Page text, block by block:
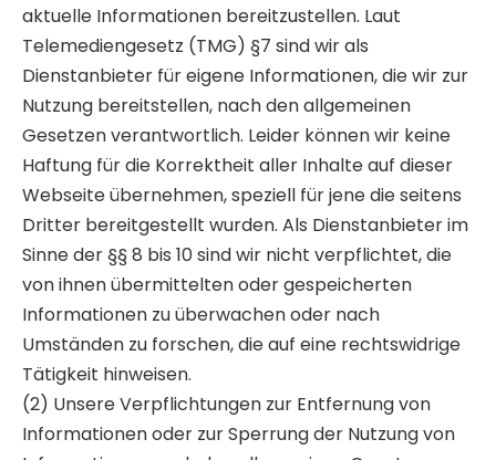
aktuelle Informationen bereitzustellen. Laut
Telemediengesetz (TMG) §7 sind wir als
Dienstanbieter für eigene Informationen, die wir zur
Nutzung bereitstellen, nach den allgemeinen
Gesetzen verantwortlich. Leider können wir keine
Haftung für die Korrektheit aller Inhalte auf dieser
Webseite übernehmen, speziell für jene die seitens
Dritter bereitgestellt wurden. Als Dienstanbieter im
Sinne der §§ 8 bis 10 sind wir nicht verpflichtet, die
von ihnen übermittelten oder gespeicherten
Informationen zu überwachen oder nach
Umständen zu forschen, die auf eine rechtswidrige
Tätigkeit hinweisen.
(2) Unsere Verpflichtungen zur Entfernung von
Informationen oder zur Sperrung der Nutzung von